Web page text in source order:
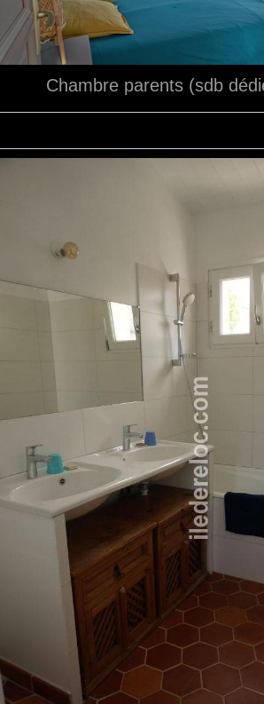
Chambre parents (sdb